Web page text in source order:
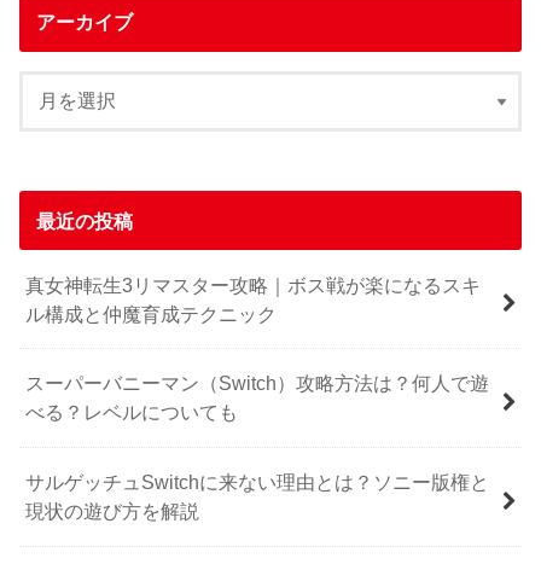
アーカイブ
最近の投稿
真女神転生3リマスター攻略｜ボス戦が楽になるスキ
ル構成と仲魔育成テクニック
スーパーバニーマン（Switch）攻略方法は？何人で遊
べる？レベルについても
サルゲッチュSwitchに来ない理由とは？ソニー版権と
現状の遊び方を解説